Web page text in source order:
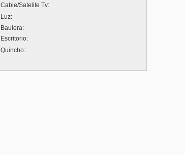
Cable/Satelite Tv:
Luz:
Baulera:
Escritorio:
Quincho: